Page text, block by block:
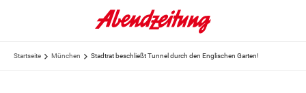
Startseite München Stadtrat beschließt Tunnel durch den Englischen Garten!